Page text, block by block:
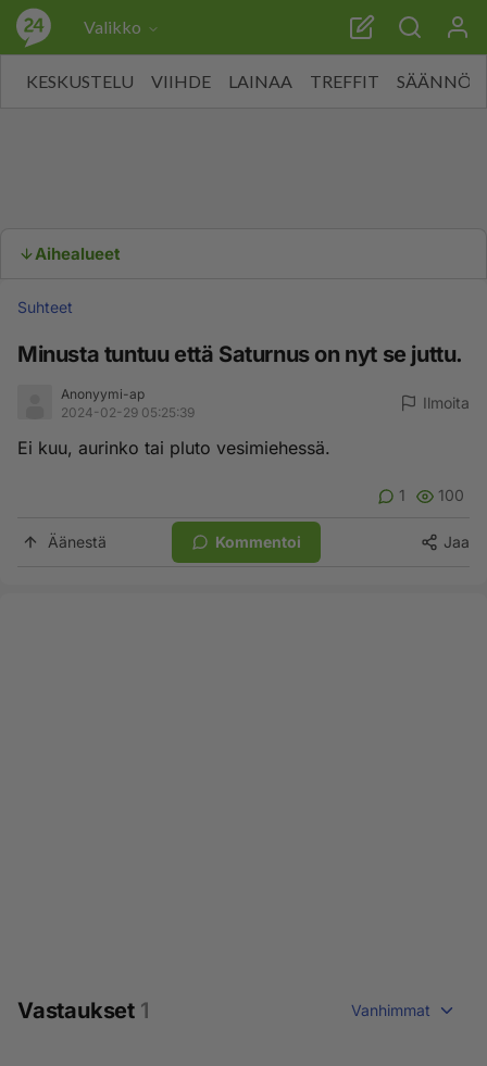
Valikko
KESKUSTELU VIIHDE LAINAA TREFFIT SÄÄNNÖT
Aihealueet
Suhteet
Minusta tuntuu että Saturnus on nyt se juttu.
Anonyymi-ap
2024-02-29 05:25:39
Ilmoita
Ei kuu, aurinko tai pluto vesimiehessä.
1 100
Äänestä Kommentoi Jaa
Vastaukset 1 Vanhimmat